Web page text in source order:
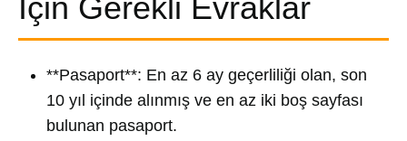
İçin Gerekli Evraklar
**Pasaport**: En az 6 ay geçerliliği olan, son
10 yıl içinde alınmış ve en az iki boş sayfası
bulunan pasaport.